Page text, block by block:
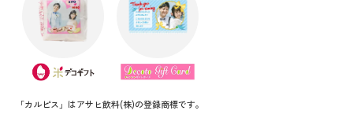
「カルピス」はアサヒ飲料(株)の登録商標です。